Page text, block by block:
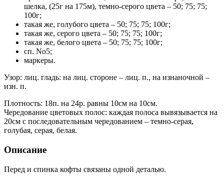
шелка, (25г на 175м), темно-серого цвета – 50; 75; 75;
100г;
такая же, голубого цвета – 50; 75; 75; 100г;
такая же, серого цвета – 50; 75; 75; 100г;
такая же, белого цвета – 50; 75; 75; 100г;
сп. No5;
маркеры.
Узор: лиц. гладь: на лиц. стороне – лиц. п., на изнаночной –
изн. п.
Плотность: 18п. на 24р. равны 10см на 10см.
Чередование цветовых полос: каждая полоса вывязывается на
20см с последовательным чередованием – темно-серая,
голубая, серая, белая.
Описание
Перед и спинка кофты связаны одной деталью.